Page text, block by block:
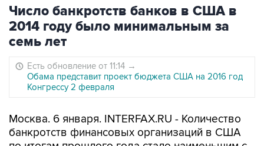
Число банкротств банков в США в
2014 году было минимальным за
семь лет
Есть обновление от 11:14 →
Обама представит проект бюджета США на 2016 год
Конгрессу 2 февраля
Москва. 6 января. INTERFAX.RU - Количество
банкротств финансовых организаций в США